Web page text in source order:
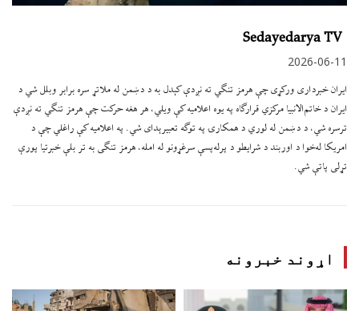
Sedayedarya TV
2026-06-11
ایران خبرداری ورکړی چې هرمز تنګي ته نږدې کېدل به د دښمن له ملاتړ سره برابر وبلل شي د
ایران د خاتم‌الانبیا مرکزي قرارګاه په یوه اعلامیه کې ویلي، هر هغه حرکت چې هرمز تنګي ته نږدې
ترسره شي، د دښمن له لوري د همکارۍ په توګه تعبیرېدای شي. په اعلامیه کې راغلي چې د
امریکا له‌خوا د اوربند د شرایطو د پرله‌پسې سرغړونو له امله، هرمز تنګی به تر بلې خبرتیا پورې
تړلی پاتې شي.
اړوند خبرونه